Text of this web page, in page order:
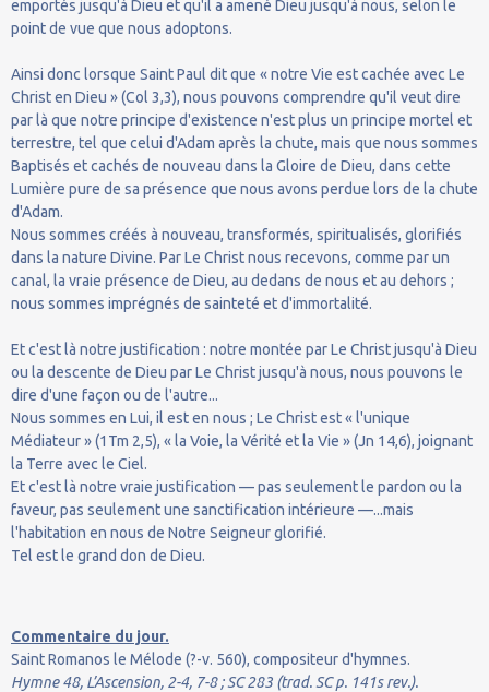
emportés jusqu'à Dieu et qu'il a amené Dieu jusqu'à nous, selon le
point de vue que nous adoptons.
Ainsi donc lorsque Saint Paul dit que « notre Vie est cachée avec Le
Christ en Dieu » (Col 3,3), nous pouvons comprendre qu'il veut dire
par là que notre principe d'existence n'est plus un principe mortel et
terrestre, tel que celui d'Adam après la chute, mais que nous sommes
Baptisés et cachés de nouveau dans la Gloire de Dieu, dans cette
Lumière pure de sa présence que nous avons perdue lors de la chute
d'Adam.
Nous sommes créés à nouveau, transformés, spiritualisés, glorifiés
dans la nature Divine. Par Le Christ nous recevons, comme par un
canal, la vraie présence de Dieu, au dedans de nous et au dehors ;
nous sommes imprégnés de sainteté et d'immortalité.
Et c'est là notre justification : notre montée par Le Christ jusqu'à Dieu
ou la descente de Dieu par Le Christ jusqu'à nous, nous pouvons le
dire d'une façon ou de l'autre...
Nous sommes en Lui, il est en nous ; Le Christ est « l'unique
Médiateur » (1Tm 2,5), « la Voie, la Vérité et la Vie » (Jn 14,6), joignant
la Terre avec le Ciel.
Et c'est là notre vraie justification — pas seulement le pardon ou la
faveur, pas seulement une sanctification intérieure —...mais
l'habitation en nous de Notre Seigneur glorifié.
Tel est le grand don de Dieu.
Commentaire du jour.
Saint Romanos le Mélode (?-v. 560), compositeur d'hymnes.
Hymne 48, L’Ascension, 2-4, 7-8 ; SC 283 (trad. SC p. 141s rev.).